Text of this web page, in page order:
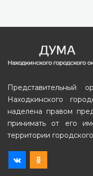
Представительный
Находкинского
наделена правом
принимать от его
территории